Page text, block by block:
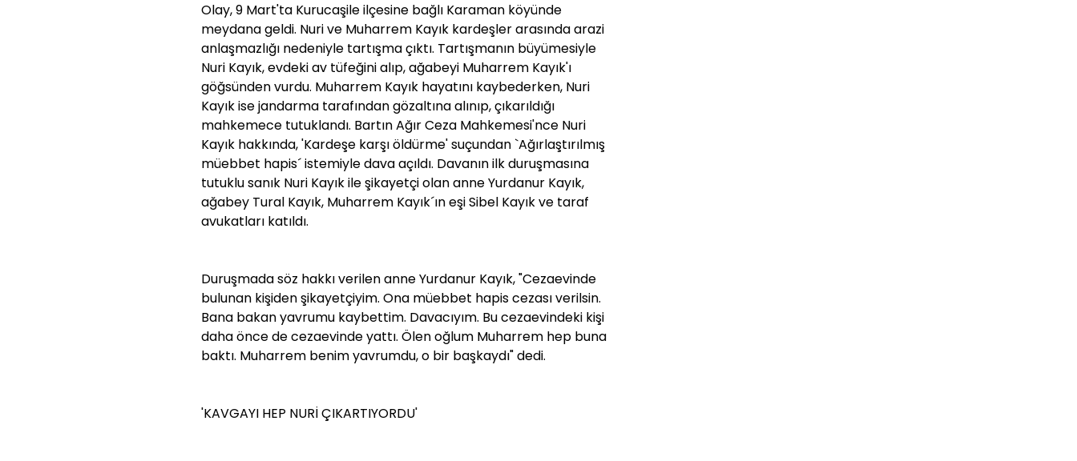
Olay, 9 Mart'ta Kurucaşile ilçesine bağlı Karaman köyünde
meydana geldi. Nuri ve Muharrem Kayık kardeşler arasında arazi
anlaşmazlığı nedeniyle tartışma çıktı. Tartışmanın büyümesiyle
Nuri Kayık, evdeki av tüfeğini alıp, ağabeyi Muharrem Kayık'ı
göğsünden vurdu. Muharrem Kayık hayatını kaybederken, Nuri
Kayık ise jandarma tarafından gözaltına alınıp, çıkarıldığı
mahkemece tutuklandı. Bartın Ağır Ceza Mahkemesi'nce Nuri
Kayık hakkında, 'Kardeşe karşı öldürme' suçundan `Ağırlaştırılmış
müebbet hapis´ istemiyle dava açıldı. Davanın ilk duruşmasına
tutuklu sanık Nuri Kayık ile şikayetçi olan anne Yurdanur Kayık,
ağabey Tural Kayık, Muharrem Kayık´ın eşi Sibel Kayık ve taraf
avukatları katıldı.
Duruşmada söz hakkı verilen anne Yurdanur Kayık, "Cezaevinde
bulunan kişiden şikayetçiyim. Ona müebbet hapis cezası verilsin.
Bana bakan yavrumu kaybettim. Davacıyım. Bu cezaevindeki kişi
daha önce de cezaevinde yattı. Ölen oğlum Muharrem hep buna
baktı. Muharrem benim yavrumdu, o bir başkaydı" dedi.
'KAVGAYI HEP NURİ ÇIKARTIYORDU'